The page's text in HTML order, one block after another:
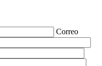
Correo